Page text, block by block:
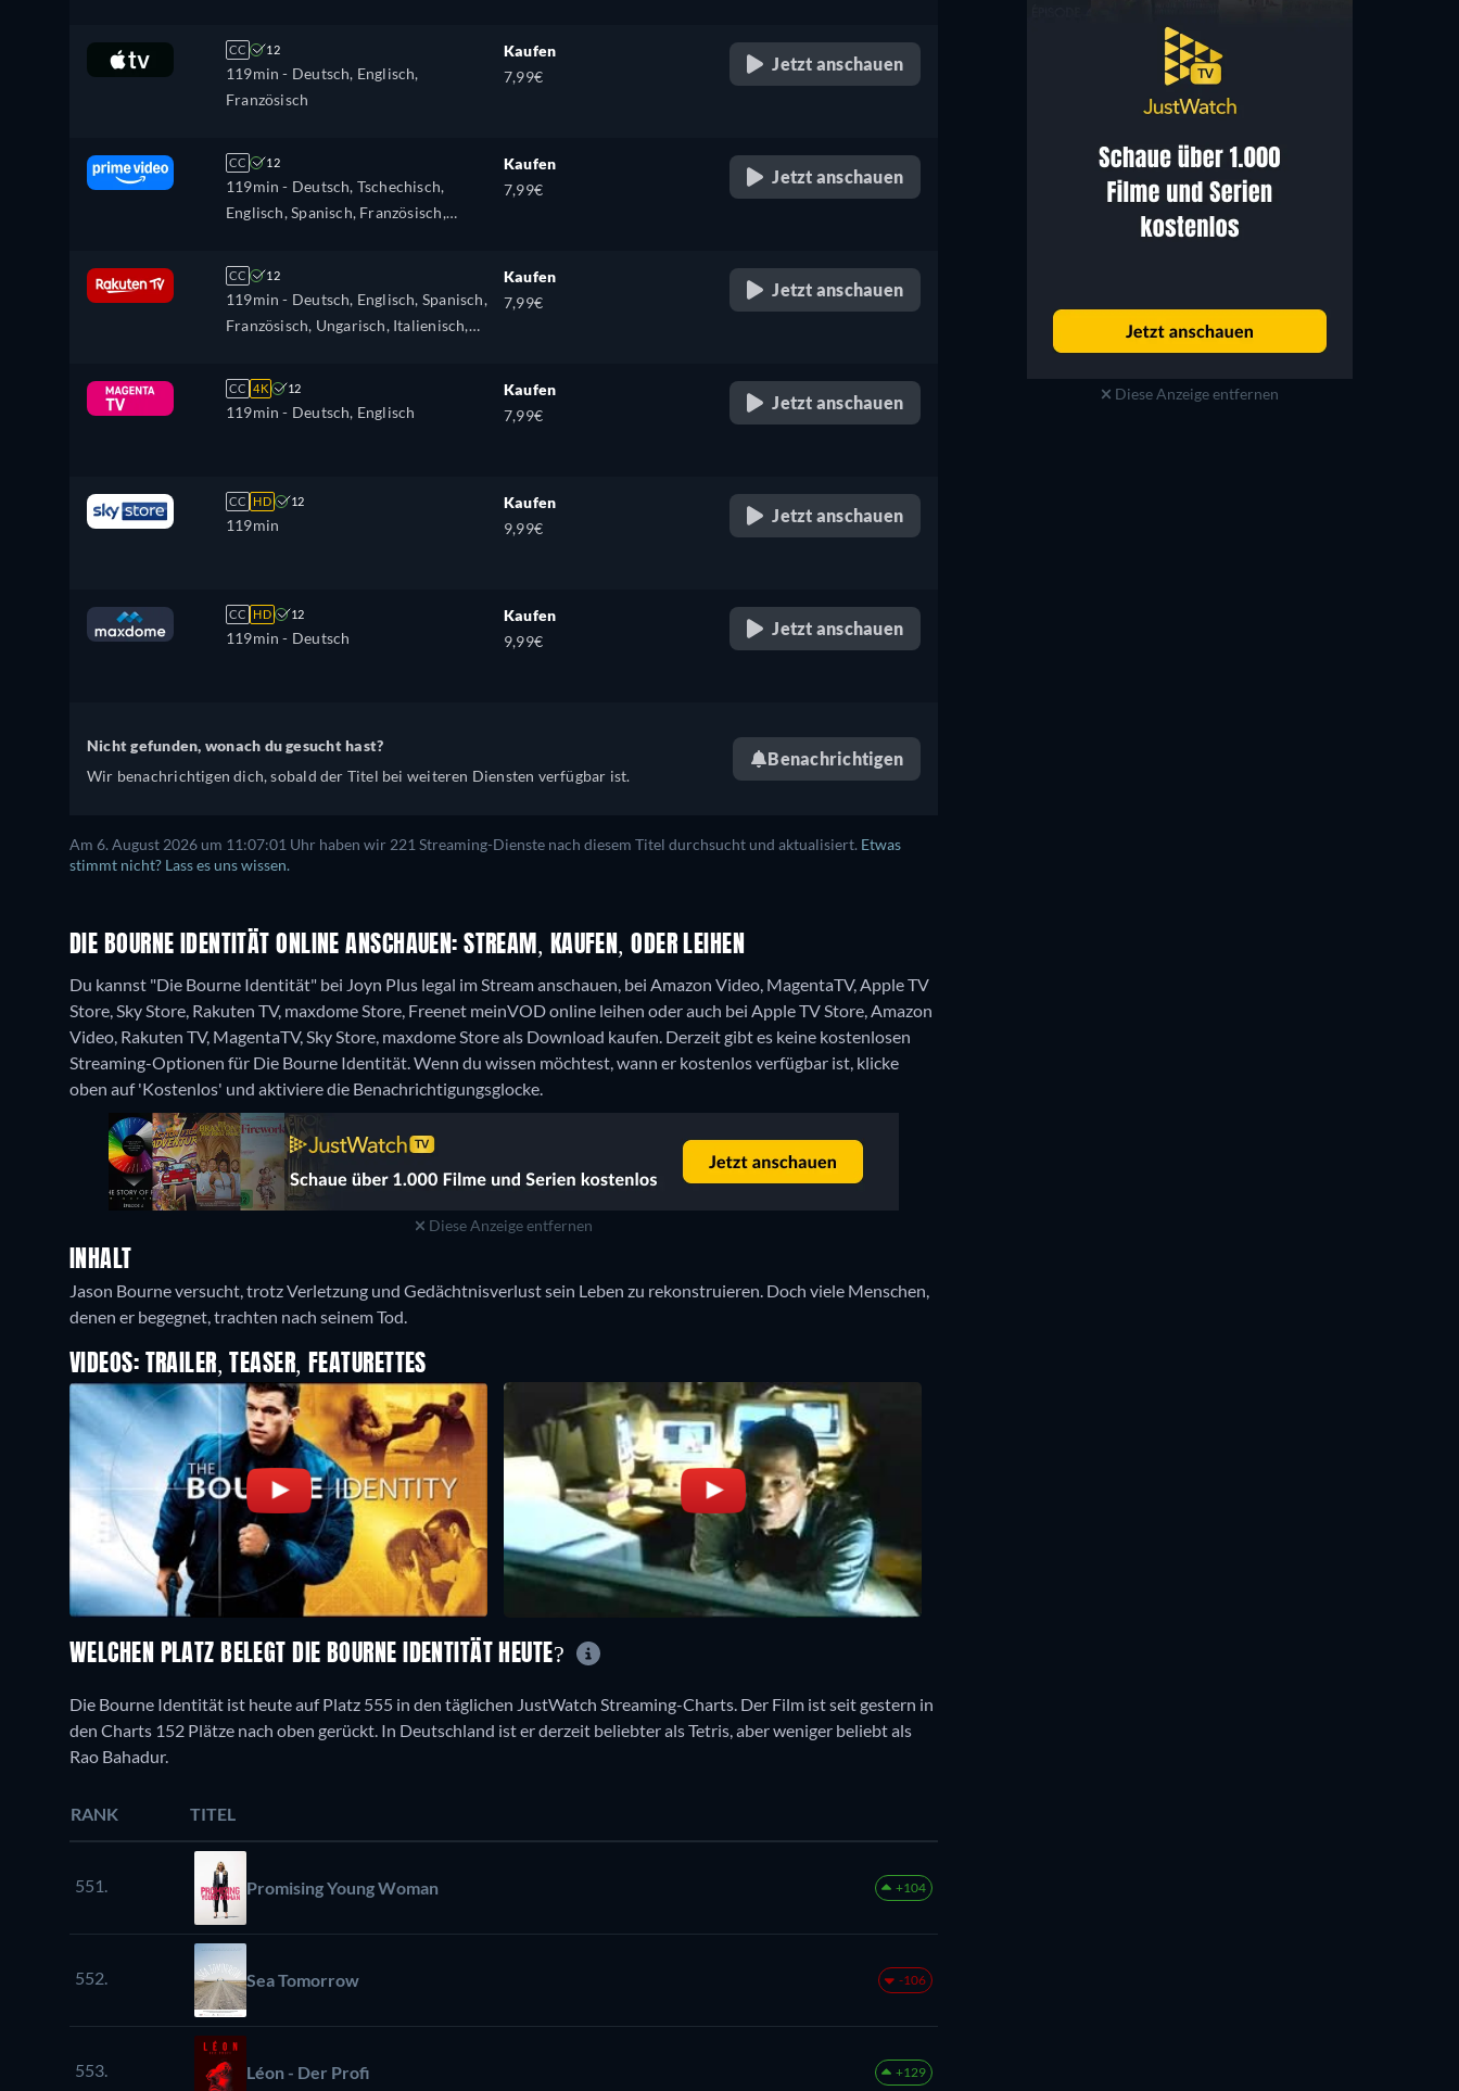
CC 12
119min - Deutsch, Englisch,
Französisch
Kaufen
7,99€
Jetzt anschauen
CC 12
119min - Deutsch, Tschechisch,
Englisch, Spanisch, Französisch,
Polnisch, Portugiesisch, Russisch,
Türkisch
Kaufen
7,99€
Jetzt anschauen
CC 12
119min - Deutsch, Englisch, Spanisch,
Französisch, Ungarisch, Italienisch,
Kaufen
7,99€
Jetzt anschauen
CC 4K 12
119min - Deutsch, Englisch
Kaufen
7,99€
Jetzt anschauen
CC HD 12
119min
Kaufen
9,99€
Jetzt anschauen
CC HD 12
119min - Deutsch
Kaufen
9,99€
Jetzt anschauen
Nicht gefunden, wonach du gesucht hast?
Wir benachrichtigen dich, sobald der Titel bei weiteren Diensten verfügbar ist.
Benachrichtigen
Am 6. August 2026 um 11:07:01 Uhr haben wir 221 Streaming-Dienste nach diesem Titel durchsucht und aktualisiert. Etwas
stimmt nicht? Lass es uns wissen.
DIE BOURNE IDENTITÄT ONLINE ANSCHAUEN: STREAM, KAUFEN, ODER LEIHEN
Du kannst "Die Bourne Identität" bei Joyn Plus legal im Stream anschauen, bei Amazon Video, MagentaTV, Apple TV
Store, Sky Store, Rakuten TV, maxdome Store, Freenet meinVOD online leihen oder auch bei Apple TV Store, Amazon
Video, Rakuten TV, MagentaTV, Sky Store, maxdome Store als Download kaufen. Derzeit gibt es keine kostenlosen
Streaming-Optionen für Die Bourne Identität. Wenn du wissen möchtest, wann er kostenlos verfügbar ist, klicke
oben auf 'Kostenlos' und aktiviere die Benachrichtigungsglocke.
Diese Anzeige entfernen
INHALT
Jason Bourne versucht, trotz Verletzung und Gedächtnisverlust sein Leben zu rekonstruieren. Doch viele Menschen,
denen er begegnet, trachten nach seinem Tod.
VIDEOS: TRAILER, TEASER, FEATURETTES
Diese Anzeige entfernen
WELCHEN PLATZ BELEGT DIE BOURNE IDENTITÄT HEUTE?
Die Bourne Identität ist heute auf Platz 555 in den täglichen JustWatch Streaming-Charts. Der Film ist seit gestern in
den Charts 152 Plätze nach oben gerückt. In Deutschland ist er derzeit beliebter als Tetris, aber weniger beliebt als
Rao Bahadur.
RANK TITEL
551. Promising Young Woman +104
552. Sea Tomorrow -106
553. Léon - Der Profi +129